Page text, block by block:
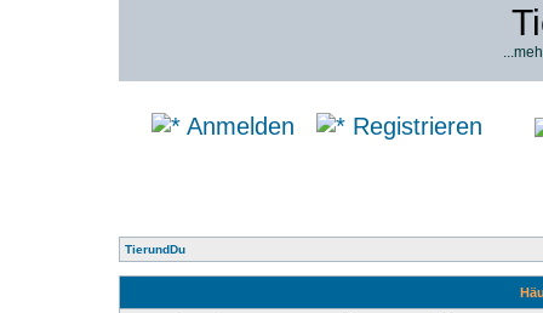
Anmelden Registrieren
TierundDu